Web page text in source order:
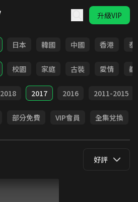
升級VIP
日本 韓國 中國 香港 泰
校園 家庭 古裝 愛情 都
2018 2017 2016 2011-2015
部分免費 VIP會員 全集兌換
好評